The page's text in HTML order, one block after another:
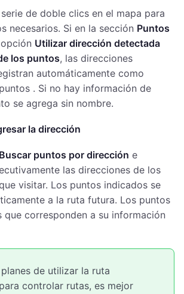
de doble clics en el mapa para
necesarios. Si en la sección Puntos
Utilizar dirección detectada
los puntos, las direcciones
automáticamente como
. Si no hay información de
se agrega sin nombre.
la dirección
Buscar puntos por dirección e
las direcciones de los
visitar. Los puntos indicados se
a la ruta futura. Los puntos
que corresponden a su información
de utilizar la ruta
controlar rutas, es mejor